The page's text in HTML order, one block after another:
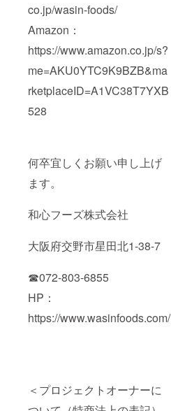
co.jp/wasin-foods/
Amazon：
https://www.amazon.co.jp/s?
me=AKU0YTC9K9BZB&ma
rketplaceID=A1VC38T7YXB
528
何卒宜しくお願い申し上げ
ます。
和心フーズ株式会社
大阪府交野市星田北1-38-7
☎072-803-6855
HP：
https://www.wasinfoods.com/
＜プロジェクトオーナーに